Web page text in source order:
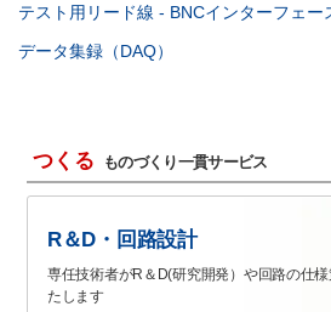
テスト用リード線 - BNCインターフェー
データ集録（DAQ）
つくる ものづくり一貫サービス
R＆D・回路設計
専任技術者がR＆D(研究開発）や回路の仕
たします